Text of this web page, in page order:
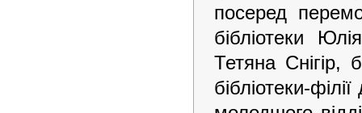
посеред
бібліотеки
Тетяна Снігір,
бібліотеки-